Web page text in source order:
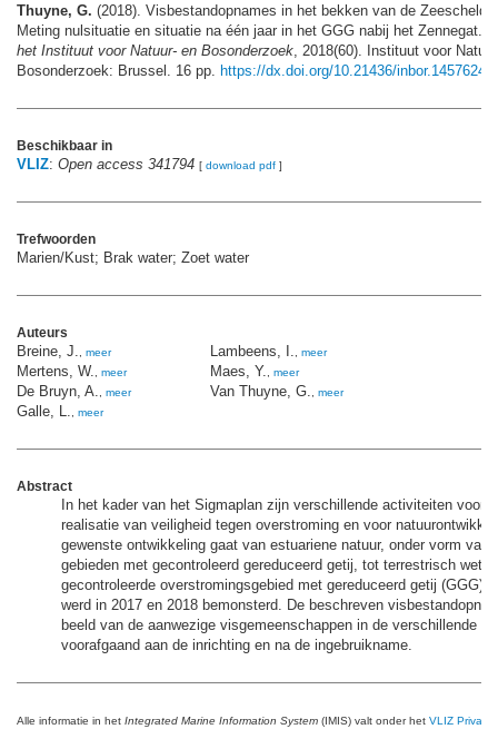
Thuyne, G. (2018). Visbestandopnames in het bekken van de Zeeschelde
Meting nulsituatie en situatie na één jaar in het GGG nabij het Zennegat.
het Instituut voor Natuur- en Bosonderzoek , 2018(60). Instituut voor
Bosonderzoek: Brussel. 16 pp. https://dx.doi.org/10.21436/inbor.14576245
Beschikbaar in
VLIZ: Open access 341794 [ download pdf ]
Trefwoorden
Marien/Kust; Brak water; Zoet water
Auteurs
Breine, J. meer
Mertens, W. meer
De Bruyn, A. meer
Galle, L. meer
Lambeens, I. meer
Maes, Y. meer
Van Thuyne, G. meer
Abstract
In het kader van het Sigmaplan zijn verschillende activiteiten
realisatie van veiligheid tegen overstroming en voor
gewenste ontwikkeling gaat van estuariene natuur, onder vorm van
gebieden met gecontroleerd gereduceerd getij, tot terrestrisch
gecontroleerde overstromingsgebied met gereduceerd getij (GGG)
werd in 2017 en 2018 bemonsterd. De beschreven
beeld van de aanwezige visgemeenschappen in de verschillende
voorafgaand aan de inrichting en na de ingebruikname.
Alle informatie in het Integrated Marine Information System (IMIS) valt onder het VLIZ Privacy